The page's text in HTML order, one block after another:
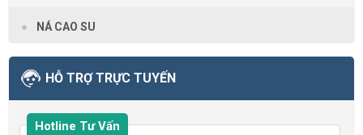
NÁ CAO SU
HỖ TRỢ TRỰC TUYẾN
Hotline Tư Vấn